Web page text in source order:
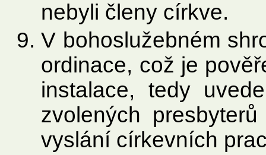
nebyli členy církve.
V bohoslužebném
ordinace, což je
instalace, tedy
zvolených
vyslání církevních